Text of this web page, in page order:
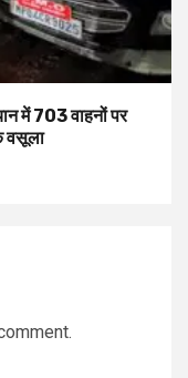
में 703 वाहनों पर
वसूला